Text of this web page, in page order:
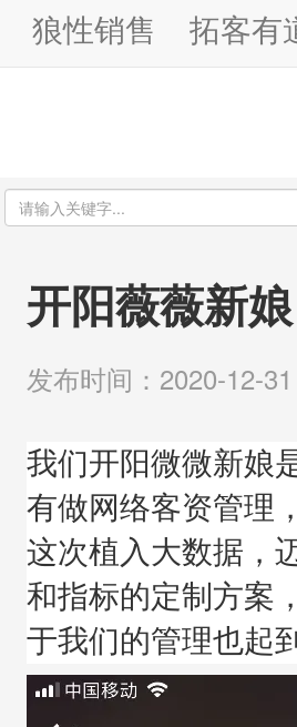
狼性销售 拓客有
开阳薇薇新娘
发布时间：2020-12-
我们开阳微微新娘
有做网络客资管理
这次植入大数据，
和指标的定制方案
于我们的管理也起